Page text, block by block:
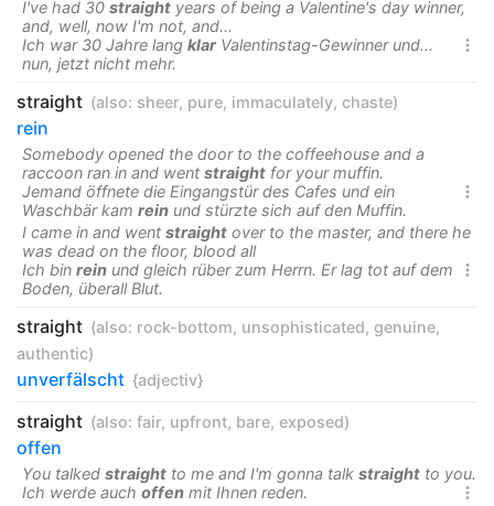
I've had 30 straight years of being a Valentine's day winner,
and, well, now I'm not, and...

Ich war 30 Jahre lang klarValentinstag-Gewinner und...
nun, jetzt nicht mehr.
straight (also: sheer, pure, immaculately, chaste)
rein
Somebody opened the door to the coffeehouse and a
raccoon ran in and went straight for your muffin.

Jemand öffnete die Eingangstür des Cafes und ein
Waschbär kam rein und stürzte sich auf den Muffin.
I came in and went straight over to the master, and there he
was dead on the floor, blood all

Ich bin rein und gleich rüber zum Herrn. Er lag tot auf dem
Boden, überall Blut.
straight (also: rock-bottom, unsophisticated, genuine,
authentic)
unverfälscht {adjectiv}
straight (also: fair, upfront, bare, exposed)
offen
You talked straight to me and I'm gonna talk straight to you.

Ich werde auch offen mit Ihnen reden.